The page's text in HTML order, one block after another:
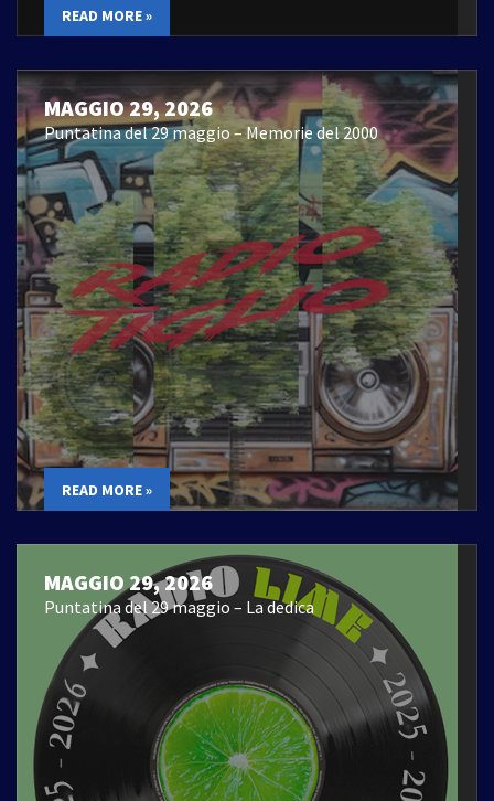
READ MORE »
MAGGIO 29, 2026
Puntatina del 29 maggio – Memorie del 2000
READ MORE »
MAGGIO 29, 2026
Puntatina del 29 maggio – La dedica